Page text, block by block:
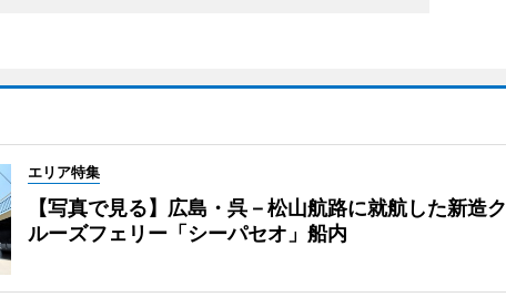
エリア特集
【写真で見る】広島・呉－松山航路に就航した新造ク
ルーズフェリー「シーパセオ」船内